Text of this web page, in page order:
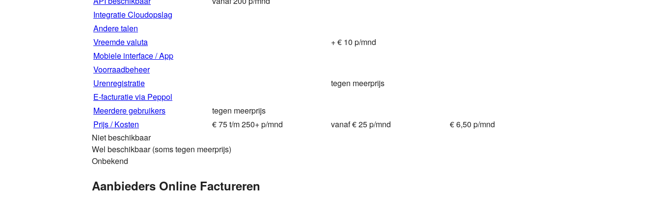
Integratie Cloudopslag
Andere talen
Vreemde valuta
+ € 10 p/mnd
Mobiele interface / App
Voorraadbeheer
Urenregistratie
tegen meerprijs
E-facturatie via Peppol
Meerdere gebruikers
tegen meerprijs
Prijs / Kosten
€ 75 t/m 250+ p/mnd vanaf € 25 p/mnd
€ 6,50 p/mnd
Niet beschikbaar
Wel beschikbaar (soms tegen meerprijs)
Onbekend
Aanbieders Online Factureren